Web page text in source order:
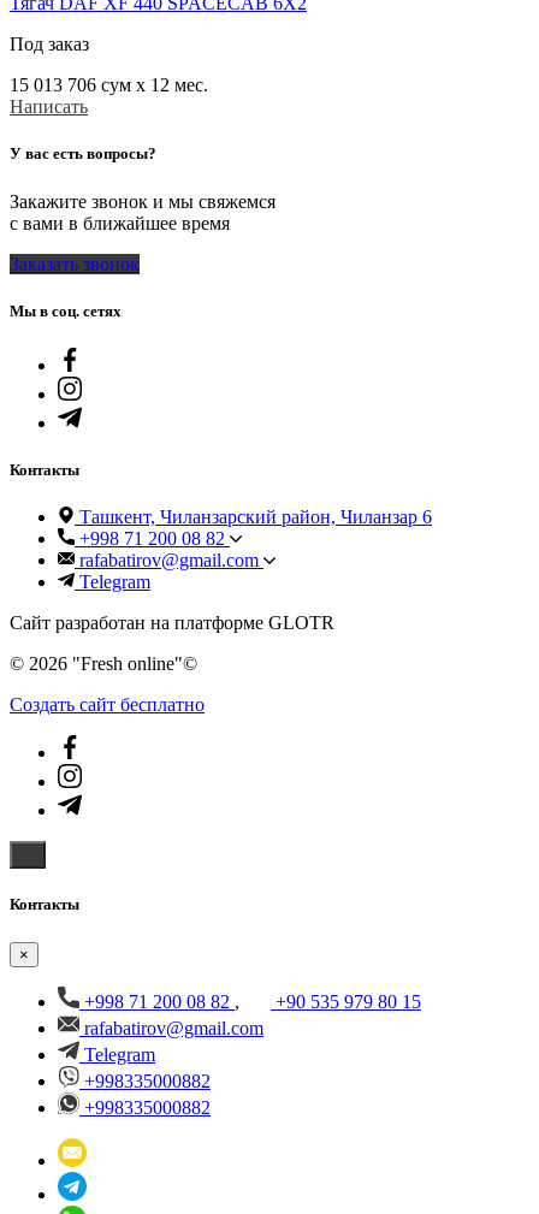
Под заказ
15 013 706 сум x 12 мес.
Написать
У вас есть вопросы?
Закажите звонок и мы свяжемся
с вами в ближайшее время
Заказать звонок
Мы в соц. сетях
Контакты
Ташкент, Чиланзарский район, Чиланзар 6
+998 71 200 08 82
rafabatirov@gmail.com
Telegram
Сайт разработан на платформе GLOTR
© 2026 "Fresh online"©️
Создать cайт бесплатно
Контакты
×
+998 71 200 08 82 ,
+90 535 979 80 15
rafabatirov@gmail.com
Telegram
+998335000882
+998335000882